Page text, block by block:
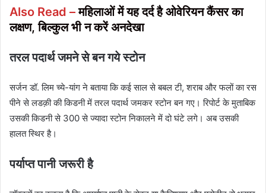
Also Read –महिलाओं में यह दर्द है ओवेरियन कैंसर का
लक्षण, बिल्कुल भी न करें अनदेखा
तरल पदार्थ जमने से बन गये स्टोन
सर्जन डॉ. लिम च्ये-यांग ने बताया कि कई साल से बबल टी, शराब और फलों का रस
पीने से लडक़ी की किडनी में तरल पदार्थ जमकर स्टोन बन गए। रिपोर्ट के मुताबिक
उसकी किडनी से 300 से ज्यादा स्टोन निकालने में दो घंटे लगे। अब उसकी
हालत स्थिर है।
पर्याप्त पानी जरूरी है